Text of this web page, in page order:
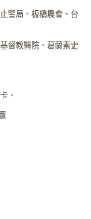
警局、板橋農會、台
督教醫院、葛蘭素史
、